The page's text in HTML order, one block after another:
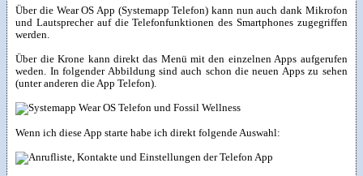
Über die Wear OS App (Systemapp Telefon) kann nun auch dank Mikrofon
und Lautsprecher auf die Telefonfunktionen des Smartphones zugegriffen
werden.
Über die Krone kann direkt das Menü mit den einzelnen Apps aufgerufen
weden. In folgender Abbildung sind auch schon die neuen Apps zu sehen
(unter anderen die App Telefon).
Wenn ich diese App starte habe ich direkt folgende Auswahl: